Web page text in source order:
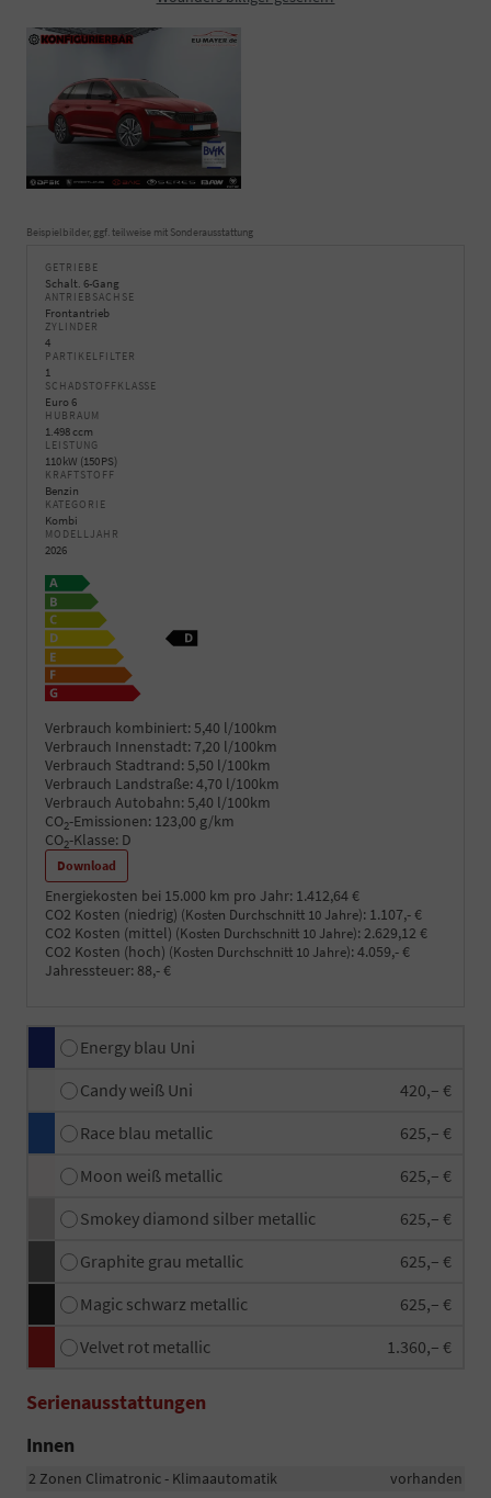
Beispielbilder, ggf. teilweise mit Sonderausstattung
GETRIEBE
Schalt. 6-Gang
ANTRIEBSACHSE
Frontantrieb
ZYLINDER
4
PARTIKELFILTER
1
SCHADSTOFFKLASSE
Euro 6
HUBRAUM
1.498 ccm
LEISTUNG
110 kW (150 PS)
KRAFTSTOFF
Benzin
KATEGORIE
Kombi
MODELLJAHR
2026
Verbrauch kombiniert: 5,40 l/100km
Verbrauch Innenstadt: 7,20 l/100km
Verbrauch Stadtrand: 5,50 l/100km
Verbrauch Landstraße: 4,70 l/100km
Verbrauch Autobahn: 5,40 l/100km
CO2-Emissionen: 123,00 g/km
CO2-Klasse: D
Download
Energiekosten bei 15.000 km pro Jahr: 1.412,64 €
CO2 Kosten (niedrig) (Kosten Durchschnitt 10 Jahre): 1.107,- €
CO2 Kosten (mittel) (Kosten Durchschnitt 10 Jahre): 2.629,12 €
CO2 Kosten (hoch) (Kosten Durchschnitt 10 Jahre): 4.059,- €
Jahressteuer: 88,- €
Energy blau Uni
Candy weiß Uni
420,– €
Race blau metallic
625,– €
Moon weiß metallic
625,– €
Smokey diamond silber metallic
625,– €
Graphite grau metallic
625,– €
Magic schwarz metallic
625,– €
Velvet rot metallic
1.360,– €
Serienausstattungen
Innen
2 Zonen Climatronic - Klimaautomatik
vorhanden